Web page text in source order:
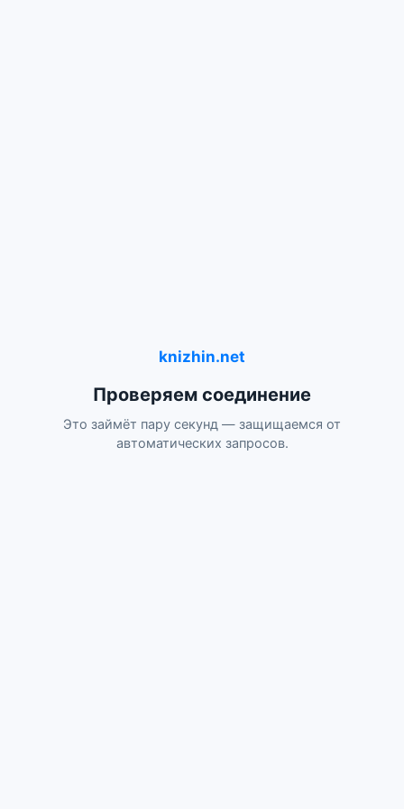
knizhin.net
Проверяем соединение
Это займёт пару секунд — защищаемся от
автоматических запросов.